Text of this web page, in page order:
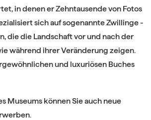
in denen er Zehntausende von Fotos
sich auf sogenannte Zwillinge -
die die Landschaft vor und nach der
während ihrer Veränderung zeigen.
und luxuriösen Buches
Museums können Sie auch neue